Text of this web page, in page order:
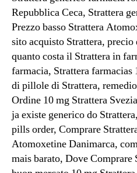
Repubblica Ceca, Strattera
Prezzo basso Strattera
sito acquisto Strattera, precio
quanto costa il Strattera in
farmacia, Strattera farmacias
di pillole di Strattera,
Ordine 10 mg Strattera
ja existe generico do
pills order, Comprare
Atomoxetine Danimarca,
mais barato, Dove